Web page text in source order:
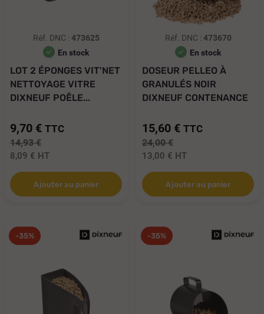
Réf. DNC : 473625
En stock
LOT 2 ÉPONGES VIT'NET
NETTOYAGE VITRE
DIXNEUF POÊLE...
9,70 € TTC
14,93 €
8,09 € HT
Ajouter au panier
Réf. DNC : 473670
En stock
DOSEUR PELLEO À
GRANULÉS NOIR
DIXNEUF CONTENANCE
15,60 € TTC
24,00 €
13,00 € HT
Ajouter au panier
-35% -35%